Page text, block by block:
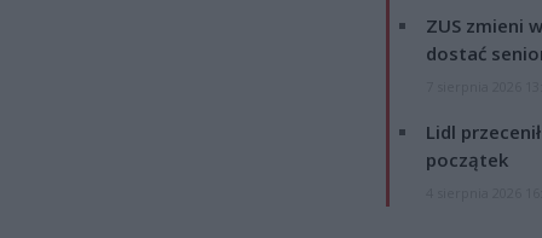
ZUS zmieni
dostać
Lidl
początek